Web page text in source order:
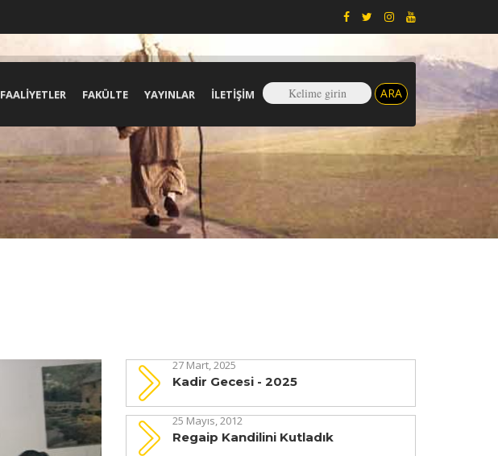
FAALİYETLER FAKÜLTE YAYINLAR İLETIŞIM
27 Mart, 2025
Kadir Gecesi - 2025
25 Mayıs, 2012
Regaip Kandilini Kutladık